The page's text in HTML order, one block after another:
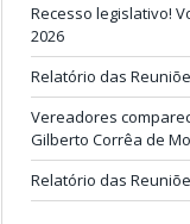
Recesso legislativo!
2026
Relatório das
Vereadores
Gilberto Corrêa de
Relatório das